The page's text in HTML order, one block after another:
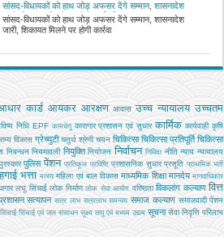
सांसद-विधायकों को हाथ जोड़ अफसर देंगे सम्मान, शासनादेश
जारी, शिकायत मिलने पर होगी कार्रवाई
सांसद-विधायकों को हाथ जोड़ अफसर देंगे सम्मान, शासनादेश
जारी, शिकायत मिलने पर होगी कार्रवा
कार्ड आयकर आरक्षण आवास उच्च न्यायालय उच्चतम
निधि EPF कामधेनु कारागार प्रशासन एवं सुधार कार्मिक कार्यवाही कृषि
विकास ग्रेच्युटी चतुर्थ श्रेणी चयन चिकित्सा चिकित्सा प्रतिपूर्ति चिकित्‍सा
निबन्‍धन नियमावली नियुक्ति नियोजन निर्वाचन निविदा नीति न्याय न्यायालय
पुरस्कार पुलिस पेंशन प्रतिकूल प्रविष्टि प्रशासनिक सुधार प्रसूति प्राथमिक भर्ती
भत्ता मत्‍स्‍य महिला एवं बाल विकास माध्यमिक शिक्षा मानदेय मानवाधिकार
लघु सिंचाई लोक निर्माण लोक सेवा आयोग वरिष्ठता विकलांग कल्याण वित्त
सत्यापन सत्र लाभ सत्रलाभ समन्वय समाज कल्याण समाजवादी पेंशन
सिंचाई सिंचाई एवं जल संसाधन सूक्ष्म लघु एवं मध्यम उद्यम सूचना सेवा निवृत्ति परिलाभ